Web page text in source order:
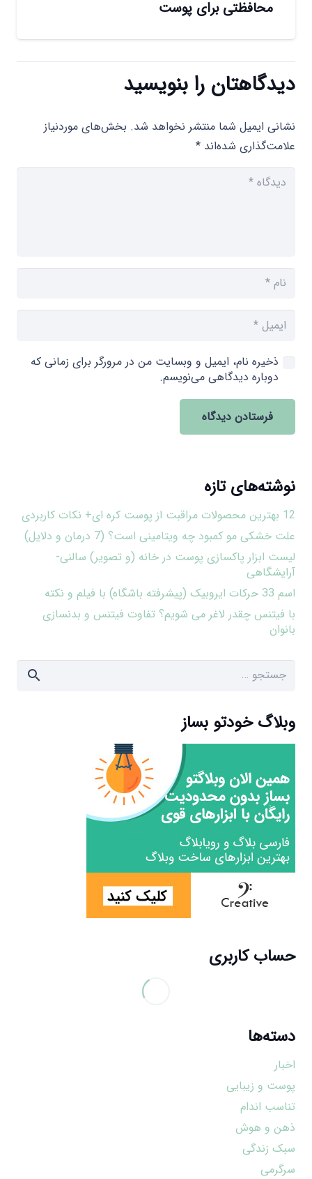
محافظتی برای پوست
دیدگاهتان را بنویسید
نشانی ایمیل شما منتشر نخواهد شد. بخش‌های موردنیاز
علامت‌گذاری شده‌اند *
ذخیره نام، ایمیل و وبسایت من در مرورگر برای زمانی که
دوباره دیدگاهی می‌نویسم.
فرستادن دیدگاه
نوشته‌های تازه
12 بهترین محصولات مراقبت از پوست کره ای+ نکات کاربردی
علت خشکی مو کمبود چه ویتامینی است؟ (7 درمان و دلایل)
لیست ابزار پاکسازی پوست در خانه (و تصویر) سالنی-
آرایشگاهی
اسم 33 حرکات ایروبیک (پیشرفته باشگاه) با فیلم و نکته
با فیتنس چقدر لاغر می شویم؟ تفاوت فیتنس و بدنسازی
بانوان
جستجو
وبلاگ خودتو بساز
حساب کاربری
دسته‌ها
اخبار
پوست و زیبایی
تناسب اندام
ذهن و هوش
سبک زندگی
سرگرمی